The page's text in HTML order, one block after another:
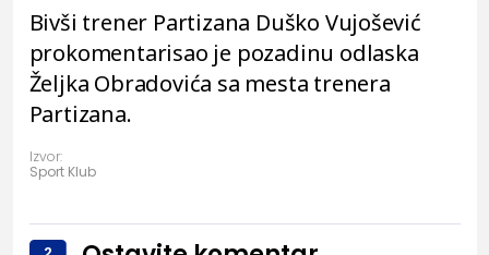
Bivši trener Partizana Duško Vujošević
prokomentarisao je pozadinu odlaska
Željka Obradovića sa mesta trenera
Partizana.
Izvor:
Sport Klub